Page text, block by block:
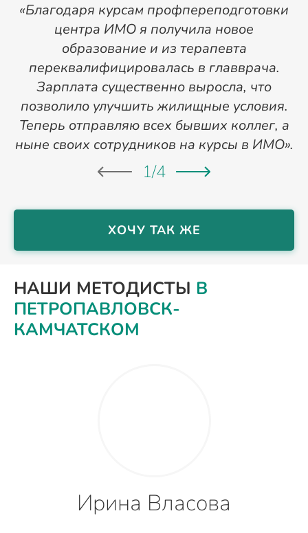
«Благодаря курсам профпереподготовки
центра ИМО я получила новое
образование и из терапевта
переквалифицировалась в главврача.
Зарплата существенно выросла, что
позволило улучшить жилищные условия.
Теперь отправляю всех бывших коллег, а
ныне своих сотрудников на курсы в ИМО».
1/4
ХОЧУ ТАК ЖЕ
НАШИ МЕТОДИСТЫ В
ПЕТРОПАВЛОВСК-
КАМЧАТСКОМ
Ирина Власова